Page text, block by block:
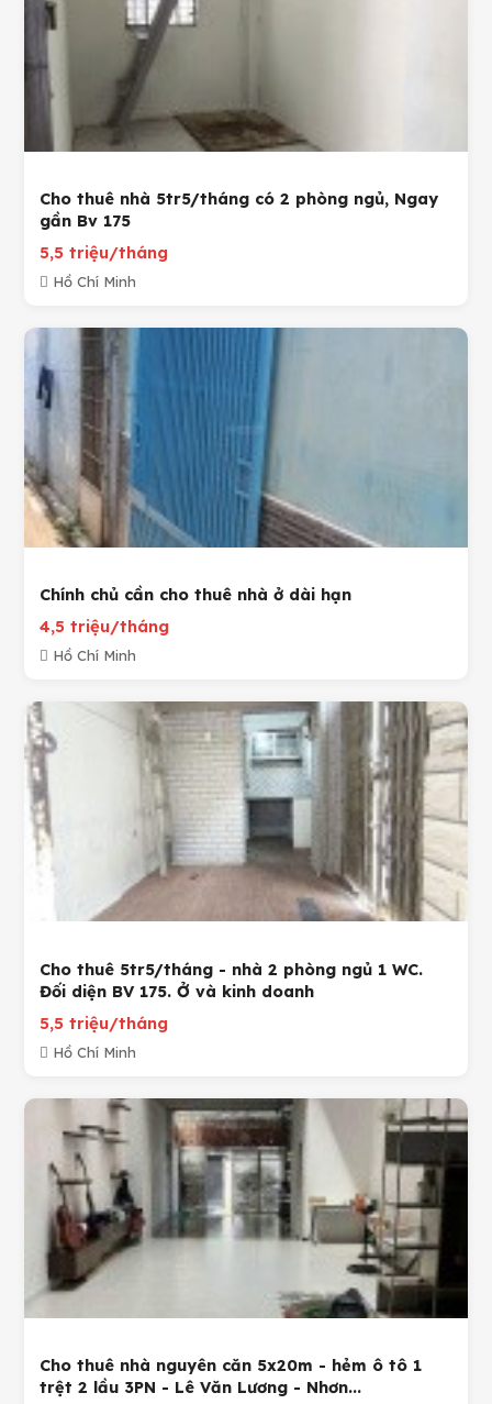
Cho thuê nhà 5tr5/tháng có 2 phòng ngủ, Ngay
gần Bv 175
5,5 triệu/tháng
Hồ Chí Minh
Chính chủ cần cho thuê nhà ở dài hạn
4,5 triệu/tháng
Hồ Chí Minh
Cho thuê 5tr5/tháng - nhà 2 phòng ngủ 1 WC.
Đối diện BV 175. Ở và kinh doanh
5,5 triệu/tháng
Hồ Chí Minh
Cho thuê nhà nguyên căn 5x20m - hẻm ô tô 1
trệt 2 lầu 3PN - Lê Văn Lương - Nhơn...